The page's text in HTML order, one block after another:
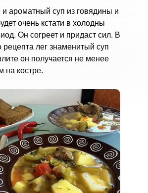
ароматный суп из говядины и
очень кстати в холодны
Он согреет и придаст сил. В
рецепта лег знаменитый суп
он получается не менее
на костре.